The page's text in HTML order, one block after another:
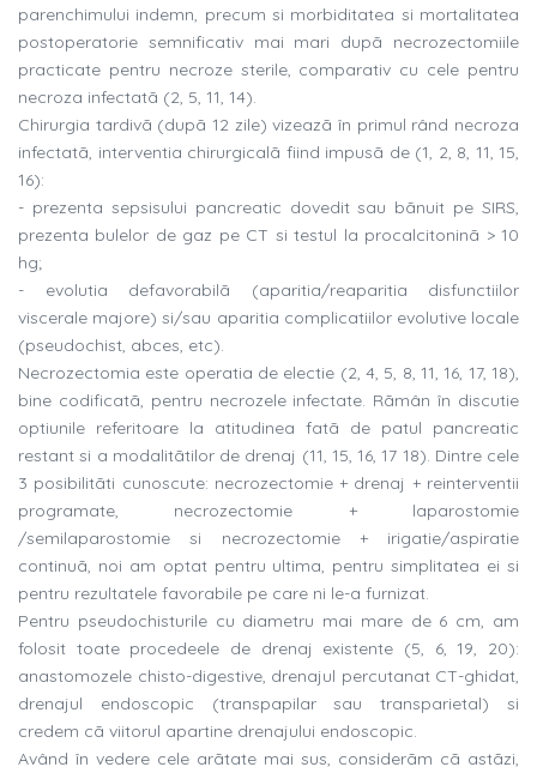
parenchimului indemn, precum si morbiditatea si mortalitatea
postoperatorie semnificativ mai mari dupã necrozectomiile
practicate pentru necroze sterile, comparativ cu cele pentru
necroza infectatã (2, 5, 11, 14).
Chirurgia tardivã (dupã 12 zile) vizeazã în primul rând necroza
infectatã, interventia chirurgicalã fiind impusã de (1, 2, 8, 11, 15,
16):
- prezenta sepsisului pancreatic dovedit sau bãnuit pe SIRS,
prezenta bulelor de gaz pe CT si testul la procalcitoninã > 10
hg;
- evolutia defavorabilã (aparitia/reaparitia disfunctiilor
viscerale majore) si/sau aparitia complicatiilor evolutive locale
(pseudochist, abces, etc).
Necrozectomia este operatia de electie (2, 4, 5, 8, 11, 16, 17, 18),
bine codificatã, pentru necrozele infectate. Rãmân în discutie
optiunile referitoare la atitudinea fatã de patul pancreatic
restant si a modalitãtilor de drenaj (11, 15, 16, 17 18). Dintre cele
3 posibilitãti cunoscute: necrozectomie + drenaj + reinterventii
programate, necrozectomie + laparostomie
/semilaparostomie si necrozectomie + irigatie/aspiratie
continuã, noi am optat pentru ultima, pentru simplitatea ei si
pentru rezultatele favorabile pe care ni le-a furnizat.
Pentru pseudochisturile cu diametru mai mare de 6 cm, am
folosit toate procedeele de drenaj existente (5, 6, 19, 20):
anastomozele chisto-digestive, drenajul percutanat CT-ghidat,
drenajul endoscopic (transpapilar sau transparietal) si
credem cã viitorul apartine drenajului endoscopic.
Având în vedere cele arãtate mai sus, considerãm cã astãzi,